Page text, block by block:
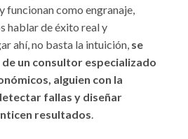
funcionan como engranaje,
hablar de éxito real y
ahí, no basta la intuición, se
un consultor especializado
alguien con la
fallas y diseñar
resultados.